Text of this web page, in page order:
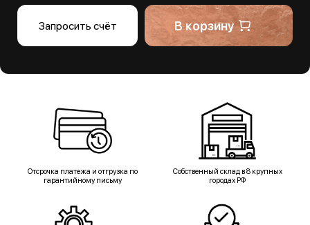
Запросить счёт В корзину
Отсрочка платежа и отгрузка по
гарантийному письму
Собственный склад в 8 крупных
городах РФ